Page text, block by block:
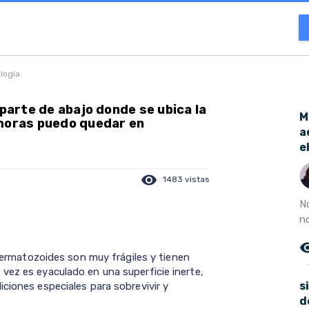
de abajo donde se ubica la
puedo quedar en
visibility 1483 vistas
son muy frágiles y tienen
es eyaculado en una superficie inerte,
especiales para sobrevivir y